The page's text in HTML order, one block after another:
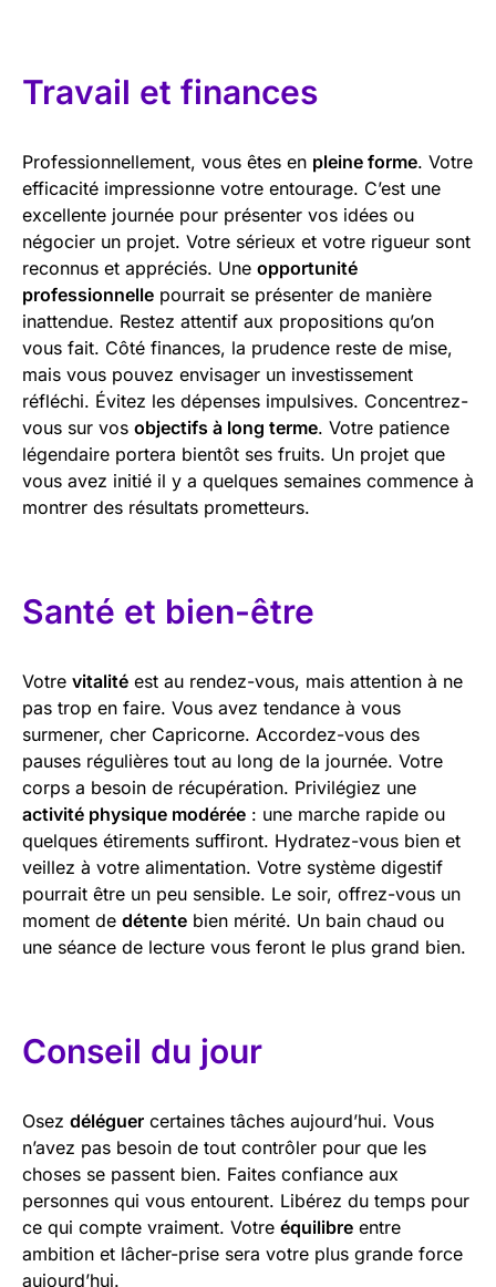
Travail et finances
Professionnellement, vous êtes en pleine forme. Votre
efficacité impressionne votre entourage. C’est une
excellente journée pour présenter vos idées ou
négocier un projet. Votre sérieux et votre rigueur sont
reconnus et appréciés. Une opportunité
professionnelle pourrait se présenter de manière
inattendue. Restez attentif aux propositions qu’on
vous fait. Côté finances, la prudence reste de mise,
mais vous pouvez envisager un investissement
réfléchi. Évitez les dépenses impulsives. Concentrez-
vous sur vos objectifs à long terme. Votre patience
légendaire portera bientôt ses fruits. Un projet que
vous avez initié il y a quelques semaines commence à
montrer des résultats prometteurs.
Santé et bien-être
Votre vitalité est au rendez-vous, mais attention à ne
pas trop en faire. Vous avez tendance à vous
surmener, cher Capricorne. Accordez-vous des
pauses régulières tout au long de la journée. Votre
corps a besoin de récupération. Privilégiez une
activité physique modérée : une marche rapide ou
quelques étirements suffiront. Hydratez-vous bien et
veillez à votre alimentation. Votre système digestif
pourrait être un peu sensible. Le soir, offrez-vous un
moment de détente bien mérité. Un bain chaud ou
une séance de lecture vous feront le plus grand bien.
Conseil du jour
Osez déléguer certaines tâches aujourd’hui. Vous
n’avez pas besoin de tout contrôler pour que les
choses se passent bien. Faites confiance aux
personnes qui vous entourent. Libérez du temps pour
ce qui compte vraiment. Votre équilibre entre
ambition et lâcher-prise sera votre plus grande force
aujourd’hui.